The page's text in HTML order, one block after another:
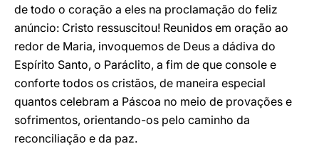
de todo o coração a eles na proclamação do feliz
anúncio: Cristo ressuscitou! Reunidos em oração ao
redor de Maria, invoquemos de Deus a dádiva do
Espírito Santo, o Paráclito, a fim de que console e
conforte todos os cristãos, de maneira especial
quantos celebram a Páscoa no meio de provações e
sofrimentos, orientando-os pelo caminho da
reconciliação e da paz.